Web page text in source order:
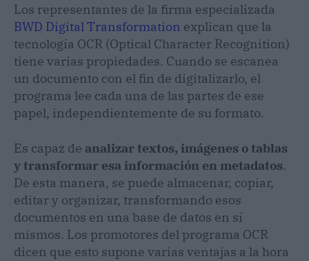
Los representantes de la firma especializada
BWD Digital Transformation explican que la
tecnología OCR (Optical Character Recognition)
tiene varias propiedades. Cuando se escanea
un documento con el fin de digitalizarlo, el
programa lee cada una de las partes de ese
papel, independientemente de su formato.
Es capaz de analizar textos, imágenes o tablas
y transformar esa información en metadatos.
De esta manera, se puede almacenar, copiar,
editar y organizar, transformando esos
documentos en una base de datos en sí
mismos. Los promotores del programa OCR
dicen que esto supone varias ventajas a la hora